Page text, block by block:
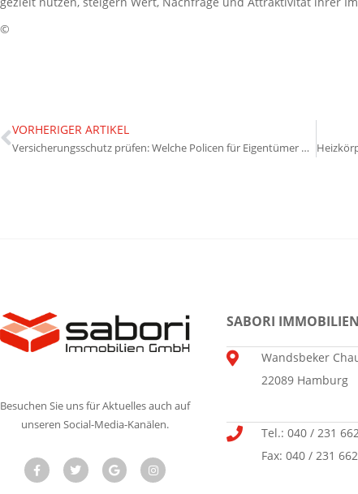
©
VORHERIGER ARTIKEL
Versicherungsschutz prüfen: Welche Policen für Eigentümer wirklich wichtig sind
Besuchen Sie uns für Aktuelles auch auf
unseren Social-Media-Kanälen.
SABORI
Wandsbeker
22089 Hamburg
Tel.: 040 / 231
Fax: 040 / 231